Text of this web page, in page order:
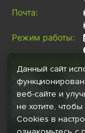
Почта:
Режим работы:
О нас
Отзывы
Вакансии
Документы
Для
Данный сайт
веб-сайте и
не хотите,
Cookies в